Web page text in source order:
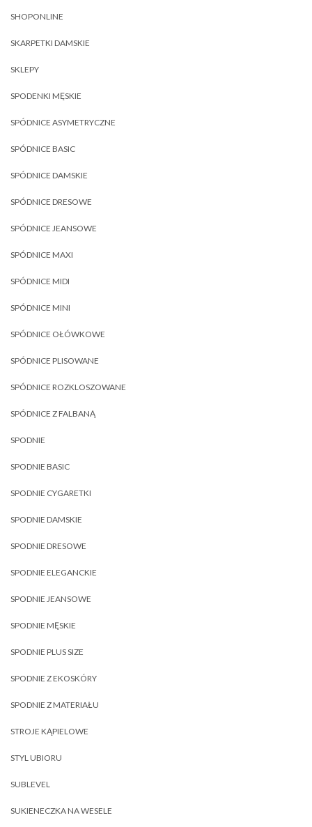
SHOPONLINE
SKARPETKI DAMSKIE
SKLEPY
SPODENKI MĘSKIE
SPÓDNICE ASYMETRYCZNE
SPÓDNICE BASIC
SPÓDNICE DAMSKIE
SPÓDNICE DRESOWE
SPÓDNICE JEANSOWE
SPÓDNICE MAXI
SPÓDNICE MIDI
SPÓDNICE MINI
SPÓDNICE OŁÓWKOWE
SPÓDNICE PLISOWANE
SPÓDNICE ROZKLOSZOWANE
SPÓDNICE Z FALBANĄ
SPODNIE
SPODNIE BASIC
SPODNIE CYGARETKI
SPODNIE DAMSKIE
SPODNIE DRESOWE
SPODNIE ELEGANCKIE
SPODNIE JEANSOWE
SPODNIE MĘSKIE
SPODNIE PLUS SIZE
SPODNIE Z EKOSKÓRY
SPODNIE Z MATERIAŁU
STROJE KĄPIELOWE
STYL UBIORU
SUBLEVEL
SUKIENECZKA NA WESELE